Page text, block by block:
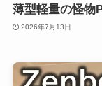
薄型軽量の怪物
2026年7月13日